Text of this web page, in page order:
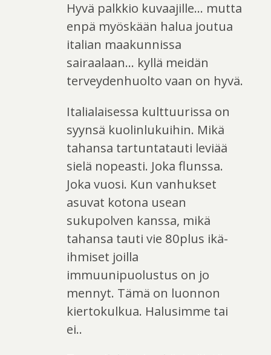
Hyvä palkkio kuvaajille… mutta
enpä myöskään halua joutua
italian maakunnissa
sairaalaan… kyllä meidän
terveydenhuolto vaan on hyvä.
Italialaisessa kulttuurissa on
syynsä kuolinlukuihin. Mikä
tahansa tartuntatauti leviää
sielä nopeasti. Joka flunssa.
Joka vuosi. Kun vanhukset
asuvat kotona usean
sukupolven kanssa, mikä
tahansa tauti vie 80plus ikä-
ihmiset joilla
immuunipuolustus on jo
mennyt. Tämä on luonnon
kiertokulkua. Halusimme tai
ei..